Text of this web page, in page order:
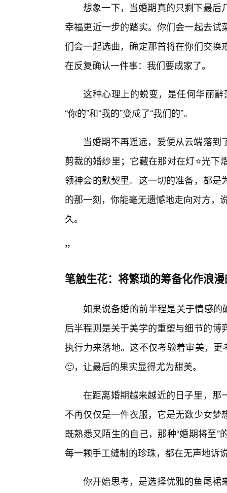
想象一下，当婚期真的只剩下最后
幸福更近一步的踏实。你们会一起去
们会一起选曲，确定那首将在你们交
在反复确认一件事：我们要成家了。
这种心理上的蜕变，是任何华丽辭
“你的”和“我的”变成了“我们的”。
当婚期不再遥远，爱便从云端落
剪裁的婚纱里；它藏在那对在灯⭐光
领神会的默契里。这一切的准备，都
的那一刻，你能毫无遗憾地走向对方，
久。
”
笔触生花：将繁琐的筹备化作浪
如果说备婚的前半程是关于情感的
后半程则是关于美学的重塑与细节的
执行力来落地。这不仅考验着审美，
🙂，让最后的果实显得尤为甜美。
在距离婚期越来越近的日子里，那
不再仅仅是一件衣服，它是无数少女
既熟悉又陌生的自己，那种“婚期将至
每一颗手工缝制的珍珠，都在无声地诉
你开始思考，是选择优雅的鱼尾裙